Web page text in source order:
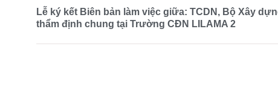
Lễ ký kết Biên bản làm việc giữa: TCDN, Bộ Xây
thẩm định chung tại Trường CĐN LILAMA 2